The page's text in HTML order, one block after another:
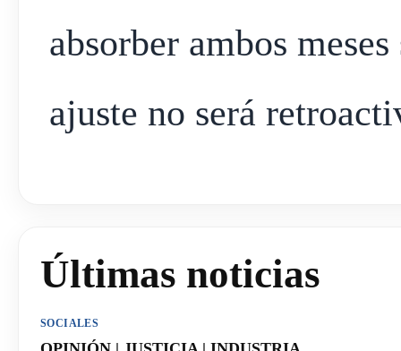
absorber ambos
ajuste no será
Últimas noticias
SOCIALES